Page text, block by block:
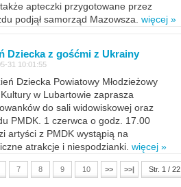
apteczki przygotowane przez
podjął samorząd Mazowsza. więcej »
Dziecka z gośćmi z Ukrainy
31 10:01:55
Dziecka Powiatowy Młodzieżowy
w Lubartowie zaprasza
do sali widowiskowej oraz
PMDK. 1 czerwca o godz. 17.00
artyści z PMDK wystąpią na
atrakcje i niespodzianki. więcej »
7 8 9 10 >> >>| Str. 1 / 22